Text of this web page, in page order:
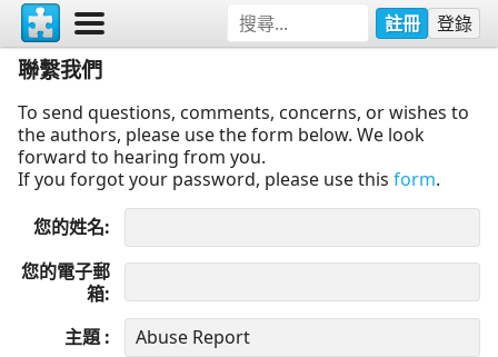
註冊 登錄
聯繫我們
To send questions, comments, concerns, or wishes to
the authors, please use the form below. We look
forward to hearing from you.
If you forgot your password, please use this form.
您的姓名
您的電子郵
箱
主題